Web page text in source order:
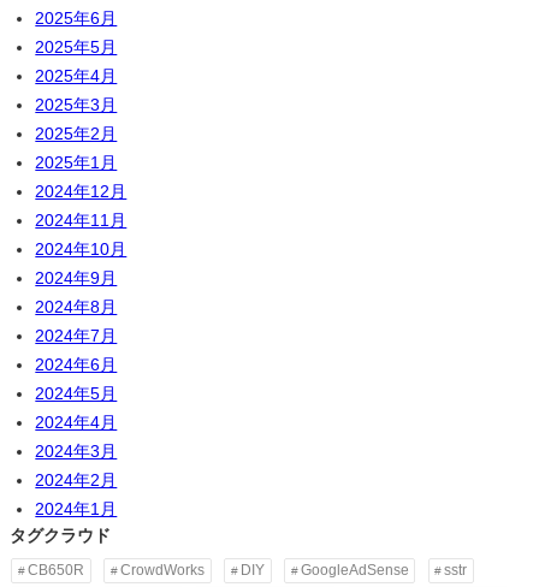
2025年6月
2025年5月
2025年4月
2025年3月
2025年2月
2025年1月
2024年12月
2024年11月
2024年10月
2024年9月
2024年8月
2024年7月
2024年6月
2024年5月
2024年4月
2024年3月
2024年2月
2024年1月
タグクラウド
CB650R CrowdWorks DIY GoogleAdSense
sstr